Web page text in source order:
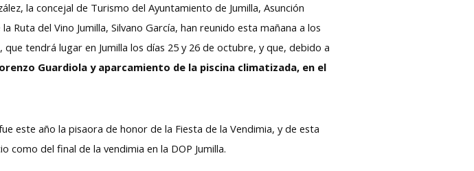
la concejal de Turismo del Ayuntamiento de Jumilla, Asunción
Ruta del Vino Jumilla, Silvano García, han reunido esta mañana a los
tendrá lugar en Jumilla los días 25 y 26 de octubre, y que, debido a
Guardiola y aparcamiento de la piscina climatizada, en el
este año la pisaora de honor de la Fiesta de la Vendimia, y de esta
del final de la vendimia en la DOP Jumilla.